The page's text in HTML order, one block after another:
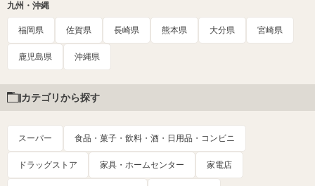
九州・沖縄
福岡県 佐賀県 長崎県 熊本県 大分県 宮崎県
鹿児島県 沖縄県
カテゴリから探す
スーパー 食品・菓子・飲料・酒・日用品・コンビニ
ドラッグストア 家具・ホームセンター 家電店